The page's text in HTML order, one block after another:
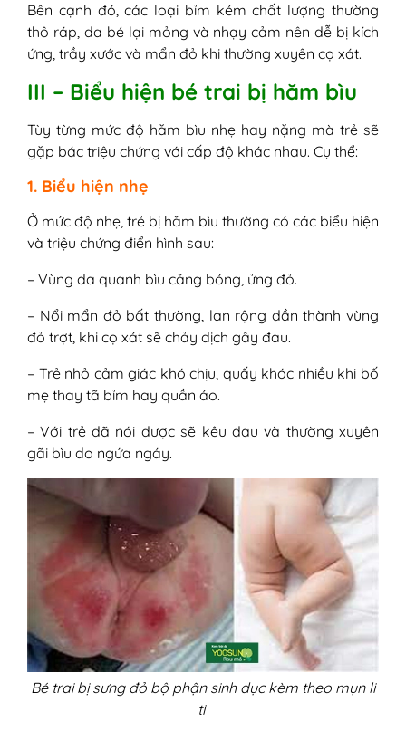
Bên cạnh đó, các loại bỉm kém chất lượng thường
thô ráp, da bé lại mỏng và nhạy cảm nên dễ bị kích
ứng, trầy xước và mẩn đỏ khi thường xuyên cọ xát.
III – Biểu hiện bé trai bị hăm bìu
Tùy từng mức độ hăm bìu nhẹ hay nặng mà trẻ sẽ
gặp bác triệu chứng với cấp độ khác nhau. Cụ thể:
1. Biểu hiện nhẹ
Ở mức độ nhẹ, trẻ bị hăm bìu thường có các biểu hiện
và triệu chứng điển hình sau:
– Vùng da quanh bìu căng bóng, ửng đỏ.
– Nổi mẩn đỏ bất thường, lan rộng dần thành vùng
đỏ trợt, khi cọ xát sẽ chảy dịch gây đau.
– Trẻ nhỏ cảm giác khó chịu, quấy khóc nhiều khi bố
mẹ thay tã bỉm hay quần áo.
– Với trẻ đã nói được sẽ kêu đau và thường xuyên
gãi bìu do ngứa ngáy.
Bé trai bị sưng đỏ bộ phận sinh dục kèm theo mụn li
ti